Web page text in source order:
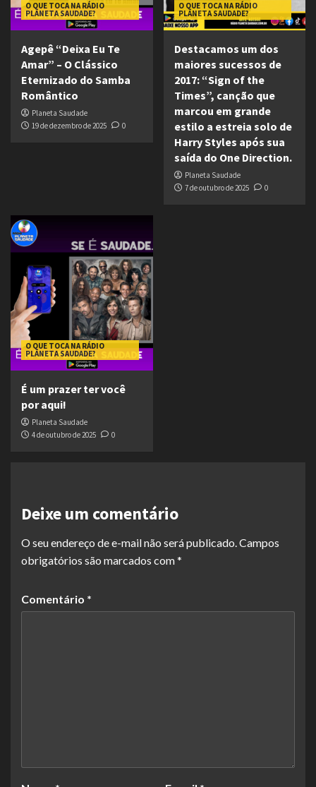
O QUE TOCA NA RÁDIO
PLANETA SAUDADE?
Agepê “Deixa Eu Te
Amar” – O Clássico
Eternizado do Samba
Romântico
Planeta Saudade
19 de dezembro de 2025
0
O QUE TOCA NA RÁDIO
PLANETA SAUDADE?
Destacamos um dos
maiores sucessos de
2017: “Sign of the
Times”, canção que
marcou em grande
estilo a estreia solo de
Harry Styles após sua
saída do One Direction.
Planeta Saudade
7 de outubro de 2025
0
O QUE TOCA NA RÁDIO
PLANETA SAUDADE?
É um prazer ter você
por aqui!
Planeta Saudade
4 de outubro de 2025
0
Deixe um comentário
O seu endereço de e-mail não será publicado.Campos
obrigatórios são marcados com*
Comentário *